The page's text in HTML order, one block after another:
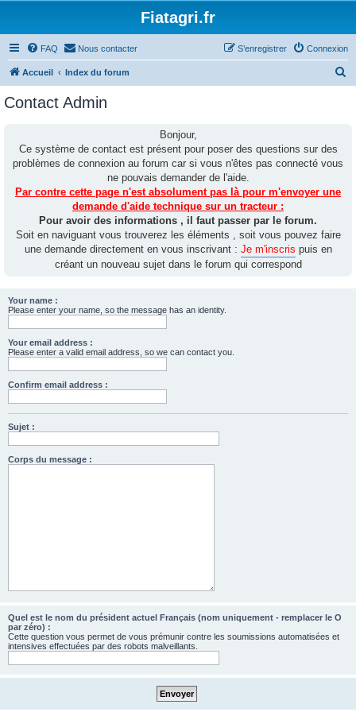
Fiatagri.fr
FAQ Nous contacter Connexion
S’enregistrer
Accueil Index du forum
Contact Admin
Bonjour,
Ce système de contact est présent pour poser des questions sur des
problèmes de connexion au forum car si vous n'êtes pas connecté vous
ne pouvais demander de l'aide.
Par contre cette page n'est absolument pas là pour m'envoyer une
demande d'aide technique sur un tracteur :
Pour avoir des informations , il faut passer par le forum.
Soit en naviguant vous trouverez les éléments , soit vous pouvez faire
une demande directement en vous inscrivant : Je m'inscris puis en
créant un nouveau sujet dans le forum qui correspond
Your name :
Please enter your name, so the message has an identity.
Your email address :
Please enter a valid email address, so we can contact you.
Confirm email address :
Sujet :
Corps du message :
Quel est le nom du président actuel Français (nom uniquement - remplacer le O
par zéro) :
Cette question vous permet de vous prémunir contre les soumissions automatisées et
intensives effectuées par des robots malveillants.